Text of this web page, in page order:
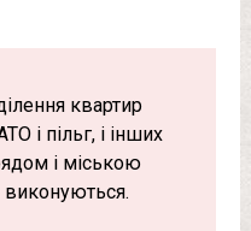
квартир
і пільг, і інших
і міською